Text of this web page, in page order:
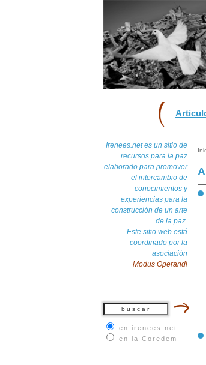
Irenees.net es un sitio de
recursos para la paz
elaborado para promover
el intercambio de
conocimientos y
experiencias para la
construcción de un arte
de la paz.
Este sitio web está
coordinado por la
asociación
Modus Operandi
en irenees.net
en la Coredem